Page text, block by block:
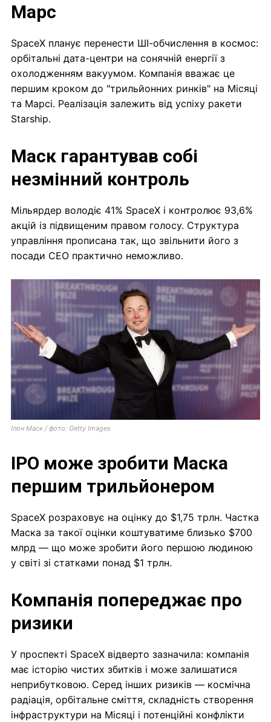
Марс
SpaceX планує перенести ШІ-обчислення в космос:
орбітальні дата-центри на сонячній енергії з
охолодженням вакуумом. Компанія вважає це
першим кроком до "трильйонних ринків" на Місяці
та Марсі. Реалізація залежить від успіху ракети
Starship.
Маск гарантував собі
незмінний контроль
Мільярдер володіє 41% SpaceX і контролює 93,6%
акцій із підвищеним правом голосу. Структура
управління прописана так, що звільнити його з
посади CEO практично неможливо.
Ілон Маск / фото: Getty Images
IPO може зробити Маска
першим трильйонером
SpaceX розраховує на оцінку до $1,75 трлн. Частка
Маска за такої оцінки коштуватиме близько $700
млрд — що може зробити його першою людиною
у світі зі статками понад $1 трлн.
Компанія попереджає про
ризики
У проспекті SpaceX відверто зазначила: компанія
має історію чистих збитків і може залишатися
неприбутковою. Серед інших ризиків — космічна
радіація, орбітальне сміття, складність створення
інфраструктури на Місяці і потенційні конфлікти